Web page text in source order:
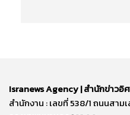
Isranews Agency | สำนักข่าวอิ
สำนักงาน : เลขที่ 538/1 ถนนสา